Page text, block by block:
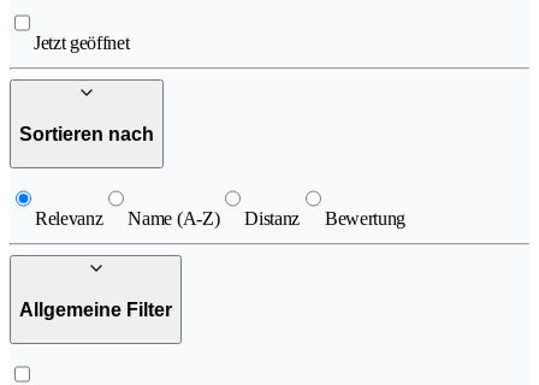
Jetzt geöffnet
Sortieren nach
Relevanz Name (A-Z) Distanz Bewertung
Allgemeine Filter